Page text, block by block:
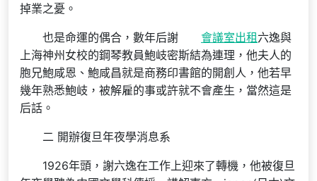
掉業之憂。
也是命運的偶合，數年后謝 會議室出租 六逸與
上海神州女校的鋼琴教員鮑岐密斯結為連理，他夫人的
胞兄鮑咸恩、鮑咸昌就是商務印書館的開創人，他若早
幾年熟悉鮑岐，被解雇的事或許就不會產生，當然這是
后話。
二 開辦復旦年夜學消息系
1926年頭，謝六逸在工作上迎來了轉機，他被復旦